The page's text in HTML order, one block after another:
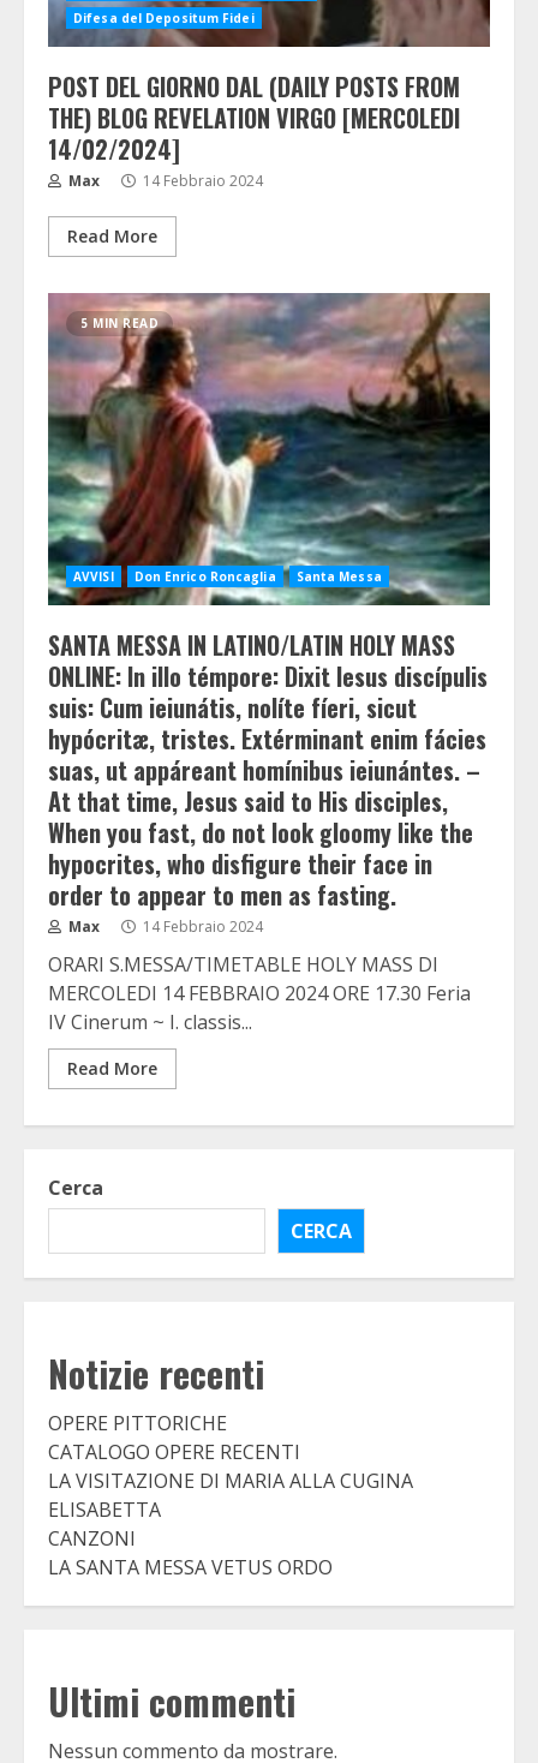
Difesa del Depositum Fidei
POST DEL GIORNO DAL (DAILY POSTS FROM
THE) BLOG REVELATION VIRGO [MERCOLEDI
14/02/2024]
Max 14 Febbraio 2024
Read More
5 MIN READ
AVVISI Don Enrico Roncaglia Santa Messa
SANTA MESSA IN LATINO/LATIN HOLY MASS
ONLINE: In illo témpore: Dixit Iesus discípulis
suis: Cum ieiunátis, nolíte fíeri, sicut
hypócritæ, tristes. Extérminant enim fácies
suas, ut appáreant homínibus ieiunántes. –
At that time, Jesus said to His disciples,
When you fast, do not look gloomy like the
hypocrites, who disfigure their face in
order to appear to men as fasting.
Max 14 Febbraio 2024
ORARI S.MESSA/TIMETABLE HOLY MASS DI
MERCOLEDI 14 FEBBRAIO 2024 ORE 17.30 Feria
IV Cinerum ~ I. classis...
Read More
Cerca
CERCA
Notizie recenti
OPERE PITTORICHE
CATALOGO OPERE RECENTI
LA VISITAZIONE DI MARIA ALLA CUGINA
ELISABETTA
CANZONI
LA SANTA MESSA VETUS ORDO
Ultimi commenti
Nessun commento da mostrare.